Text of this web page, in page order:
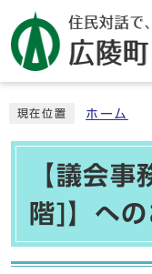
現在位置 ホーム
【議会
階]】へ